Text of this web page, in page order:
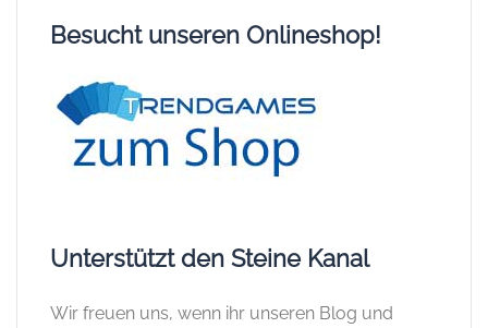
Besucht unseren Onlineshop!
Unterstützt den Steine Kanal
Wir freuen uns, wenn ihr unseren Blog und